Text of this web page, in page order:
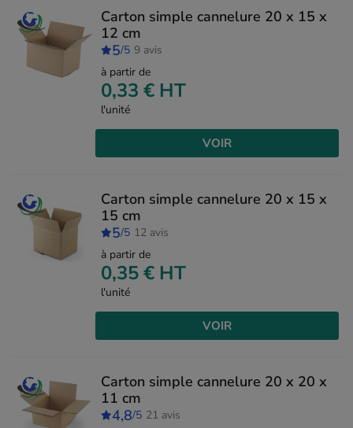
Carton simple cannelure 20 x 15 x
12 cm
5/5 9 avis
à partir de
0,33 € HT
l'unité
VOIR
Carton simple cannelure 20 x 15 x
15 cm
5/5 12 avis
à partir de
0,35 € HT
l'unité
VOIR
Carton simple cannelure 20 x 20 x
11 cm
4,8/5 21 avis